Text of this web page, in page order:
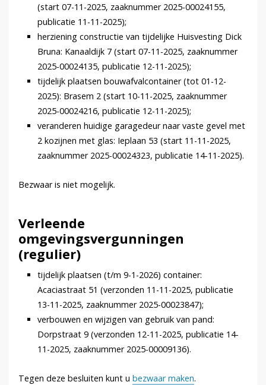
(start 07-11-2025, zaaknummer 2025-00024155,
publicatie 11-11-2025);
herziening constructie van tijdelijke Huisvesting Dick
Bruna: Kanaaldijk 7 (start 07-11-2025, zaaknummer
2025-00024135, publicatie 12-11-2025);
tijdelijk plaatsen bouwafvalcontainer (tot 01-12-
2025): Brasem 2 (start 10-11-2025, zaaknummer
2025-00024216, publicatie 12-11-2025);
veranderen huidige garagedeur naar vaste gevel met
2 kozijnen met glas: Ieplaan 53 (start 11-11-2025,
zaaknummer 2025-00024323, publicatie 14-11-2025).
Bezwaar is niet mogelijk.
Verleende
omgevingsvergunningen
(regulier)
tijdelijk plaatsen (t/m 9-1-2026) container:
Acaciastraat 51 (verzonden 11-11-2025, publicatie
13-11-2025, zaaknummer 2025-00023847);
verbouwen en wijzigen van gebruik van pand:
Dorpstraat 9 (verzonden 12-11-2025, publicatie 14-
11-2025, zaaknummer 2025-00009136).
Tegen deze besluiten kunt u bezwaar maken.